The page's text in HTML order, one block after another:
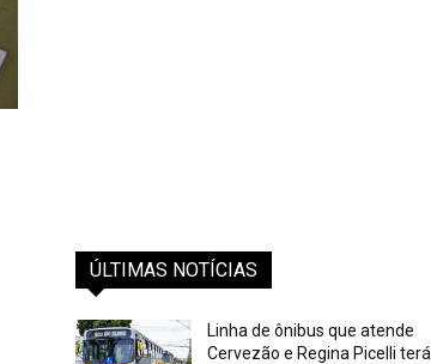
ÚLTIMAS NOTÍCIAS
Linha de ônibus que atende
Cervezão e Regina Picelli terá